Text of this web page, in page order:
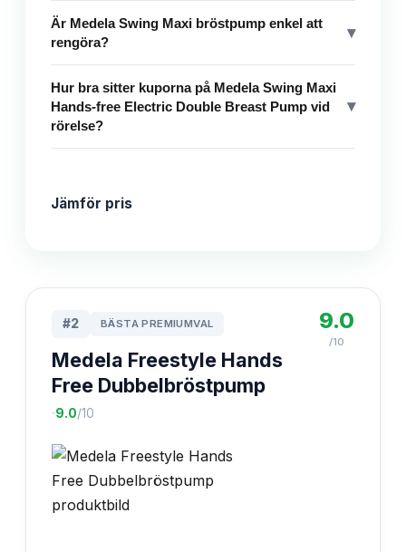
Är Medela Swing Maxi bröstpump enkel att
rengöra?
▾
Hur bra sitter kuporna på Medela Swing Maxi
Hands-free Electric Double Breast Pump vid
rörelse?
▾
Jämför pris
#2 BÄSTA PREMIUMVAL
Medela Freestyle Hands
Free Dubbelbröstpump
·9.0/10
9.0
/10